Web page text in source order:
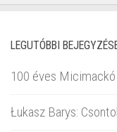
LEGUTÓBBI
100 éves Micimackó
Łukasz Barys: